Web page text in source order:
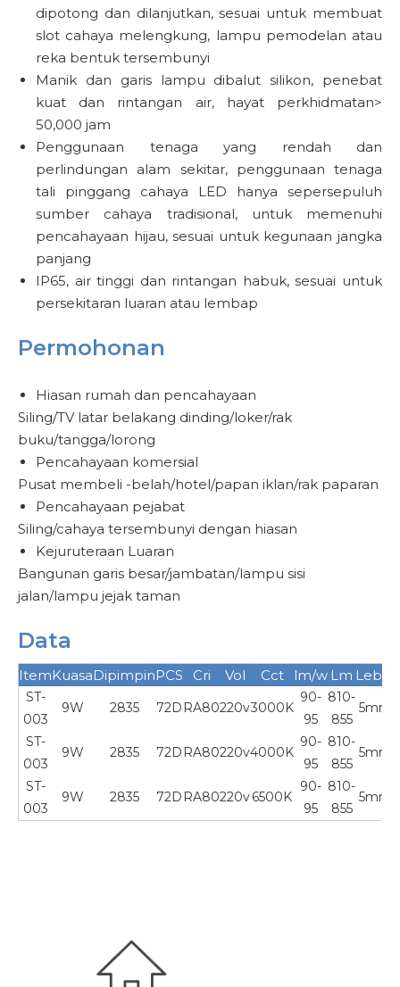
dipotong dan dilanjutkan, sesuai untuk membuat
slot cahaya melengkung, lampu pemodelan atau
reka bentuk tersembunyi
Manik dan garis lampu dibalut silikon, penebat
kuat dan rintangan air, hayat perkhidmatan>
50,000 jam
Penggunaan tenaga yang rendah dan
perlindungan alam sekitar, penggunaan tenaga
tali pinggang cahaya LED hanya sepersepuluh
sumber cahaya tradisional, untuk memenuhi
pencahayaan hijau, sesuai untuk kegunaan jangka
panjang
IP65, air tinggi dan rintangan habuk, sesuai untuk
persekitaran luaran atau lembap
Permohonan
Hiasan rumah dan pencahayaan
Siling/TV latar belakang dinding/loker/rak
buku/tangga/lorong
Pencahayaan komersial
Pusat membeli -belah/hotel/papan iklan/rak paparan
Pencahayaan pejabat
Siling/cahaya tersembunyi dengan hiasan
Kejuruteraan Luaran
Bangunan garis besar/jambatan/lampu sisi
jalan/lampu jejak taman
Data
ItemKuasaDipimpinPCS Cri Vol Cct lm/w Lm Lebar
ST-
003
9W 2835 72D RA80220v3000K
90-
95
810-
855
5mm
ST-
003
9W 2835 72D RA80220v4000K
90-
95
810-
855
5mm
ST-
003
9W 2835 72D RA80220v6500K
90-
95
810-
855
5mm